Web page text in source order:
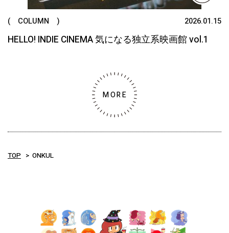
( COLUMN ) 2026.01.15
HELLO! INDIE CINEMA 気になる独立系映画館 vol.1
MORE
TOP ONKUL